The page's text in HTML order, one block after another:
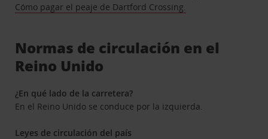
Cómo pagar el peaje de Dartford Crossing.
Normas de circulación en el
Reino Unido
¿En qué lado de la carretera?
En el Reino Unido se conduce por la izquierda.
Leyes de circulación del país